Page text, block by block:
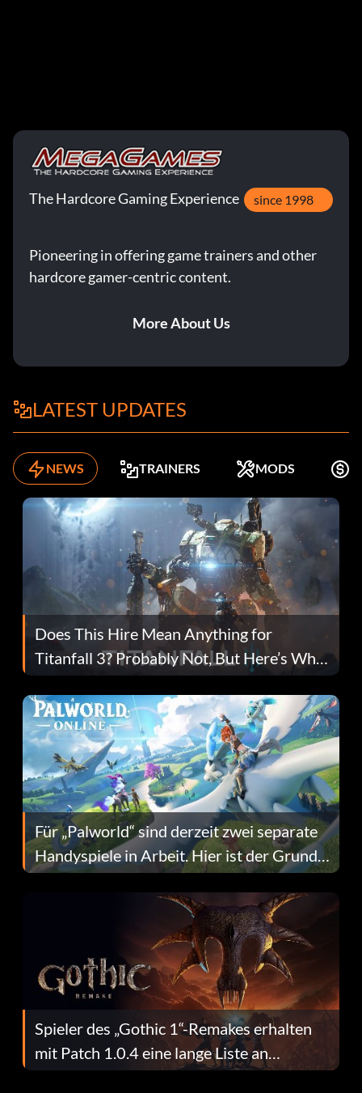
The Hardcore Gaming Experience since 1998
Pioneering in offering game trainers and other
hardcore gamer-centric content.
More About Us
LATEST UPDATES
NEWS TRAINERS MODS
Does This Hire Mean Anything for
Titanfall 3? Probably Not, But Here’s Why
Fans Are Hopeful
Für „Palworld“ sind derzeit zwei separate
Handyspiele in Arbeit. Hier ist der Grund
dafür.
Spieler des „Gothic 1“-Remakes erhalten
mit Patch 1.0.4 eine lange Liste an
Fehlerbehebungen